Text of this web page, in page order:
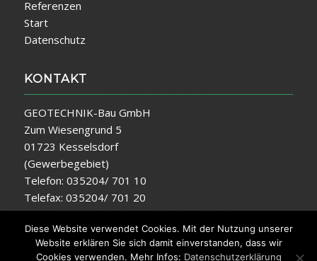
Referenzen
Start
Datenschutz
KONTAKT
GEOTECHNIK-Bau GmbH
Zum Wiesengrund 5
01723 Kesselsdorf
(Gewerbegebiet)
Telefon: 035204/ 701 10
Telefax: 035204/ 701 20
E-Mail:info@geotechnik-bau.de
Diese Website verwendet Cookies. Mit der Nutzung unserer
Website erklären Sie sich damit einverstanden, dass wir
Cookies verwenden. Mehr Infos: Datenschutzerklärung